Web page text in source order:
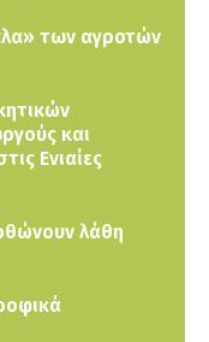
των αγροτών
και
Ενιαίες
λάθη